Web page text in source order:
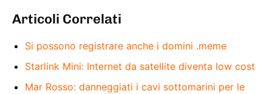
Articoli Correlati
Si possono registrare anche i domini .meme
Starlink Mini: Internet da satellite diventa low cost
Mar Rosso: danneggiati i cavi sottomarini per le